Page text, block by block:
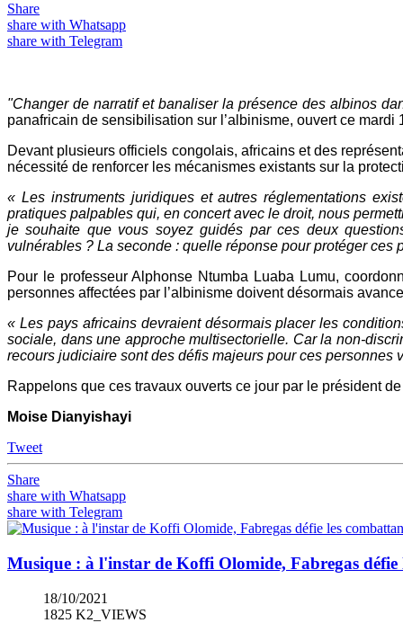
Share
share with Whatsapp
share with Telegram
"Changer de narratif et banaliser la présence des albinos
panafricain de sensibilisation sur l’albinisme, ouvert ce mardi
Devant plusieurs officiels congolais, africains et des
nécessité de renforcer les mécanismes existants sur la
« Les instruments juridiques et autres réglementations
pratiques palpables qui, en concert avec le droit, nous
je souhaite que vous soyez guidés par ces deux
vulnérables ? La seconde : quelle réponse pour protéger ces
Pour le professeur Alphonse Ntumba Luaba Lumu,
personnes affectées par l’albinisme doivent désormais
« Les pays africains devraient désormais placer les
sociale, dans une approche multisectorielle. Car la non-
recours judiciaire sont des défis majeurs pour ces personnes
Rappelons que ces travaux ouverts ce jour par le président
Moise Dianyishayi
Tweet
Share
share with Whatsapp
share with Telegram
Musique : à l'instar de Koffi Olomide, Fabregas
18/10/2021
1825 K2_VIEWS